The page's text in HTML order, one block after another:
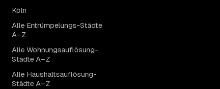
Köln
Alle Entrümpelungs-Städte
A–Z
Alle Wohnungsauflösung-
Städte A–Z
Alle Haushaltsauflösung-
Städte A–Z